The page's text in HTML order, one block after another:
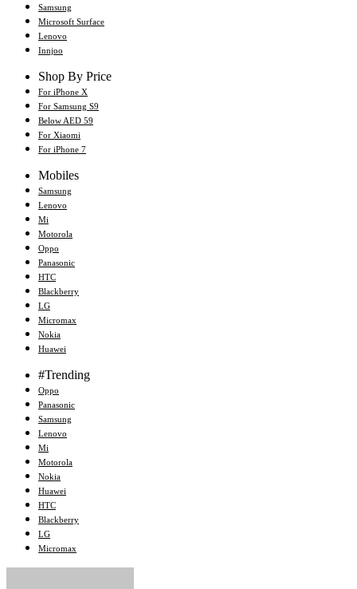
Samsung
Microsoft Surface
Lenovo
Innjoo
Shop By Price
For iPhone X
For Samsung S9
Below AED 59
For Xiaomi
For iPhone 7
Mobiles
Samsung
Lenovo
Mi
Motorola
Oppo
Panasonic
HTC
Blackberry
LG
Micromax
Nokia
Huawei
#Trending
Oppo
Panasonic
Samsung
Lenovo
Mi
Motorola
Nokia
Huawei
HTC
Blackberry
LG
Micromax